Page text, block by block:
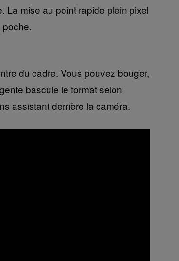
La mise au point rapide plein pixel
poche.
du cadre. Vous pouvez bouger,
bascule le format selon
assistant derrière la caméra.